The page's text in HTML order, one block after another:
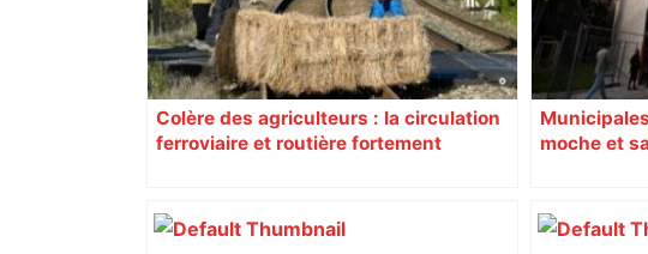
Colère des agriculteurs : la circulation
ferroviaire et routière fortement
moche et
Augustins